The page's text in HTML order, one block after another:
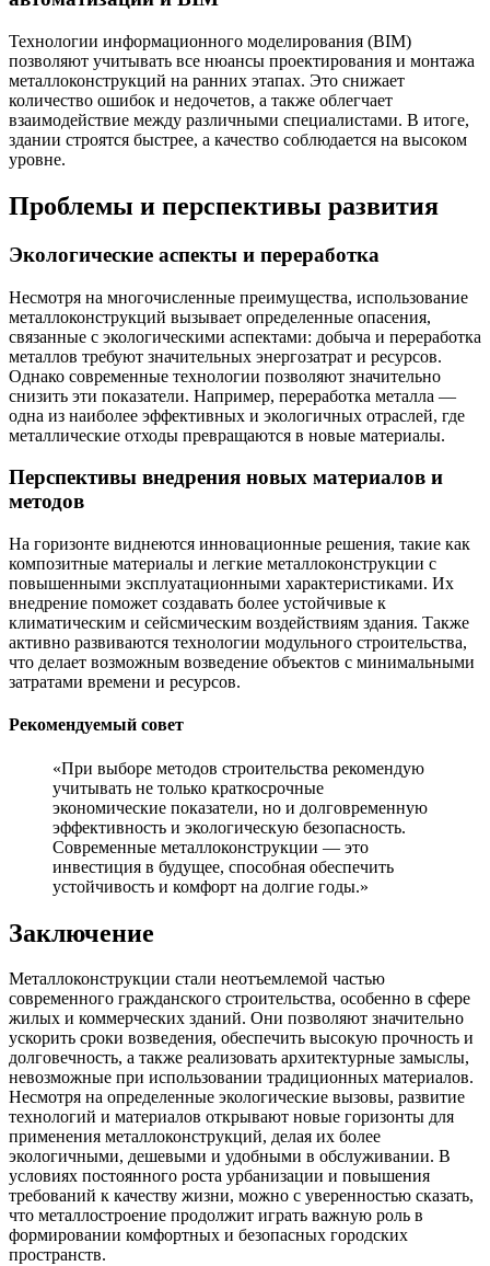
Технологии информационного моделирования (BIM)
позволяют учитывать все нюансы проектирования и монтажа
металлоконструкций на ранних этапах. Это снижает
количество ошибок и недочетов, а также облегчает
взаимодействие между различными специалистами. В итоге,
здании строятся быстрее, а качество соблюдается на высоком
уровне.
Проблемы и перспективы развития
Экологические аспекты и переработка
Несмотря на многочисленные преимущества, использование
металлоконструкций вызывает определенные опасения,
связанные с экологическими аспектами: добыча и переработка
металлов требуют значительных энергозатрат и ресурсов.
Однако современные технологии позволяют значительно
снизить эти показатели. Например, переработка металла —
одна из наиболее эффективных и экологичных отраслей, где
металлические отходы превращаются в новые материалы.
Перспективы внедрения новых материалов и
методов
На горизонте виднеются инновационные решения, такие как
композитные материалы и легкие металлоконструкции с
повышенными эксплуатационными характеристиками. Их
внедрение поможет создавать более устойчивые к
климатическим и сейсмическим воздействиям здания. Также
активно развиваются технологии модульного строительства,
что делает возможным возведение объектов с минимальными
затратами времени и ресурсов.
Рекомендуемый совет
«При выборе методов строительства рекомендую
учитывать не только краткосрочные
экономические показатели, но и долговременную
эффективность и экологическую безопасность.
Современные металлоконструкции — это
инвестиция в будущее, способная обеспечить
устойчивость и комфорт на долгие годы.»
Заключение
Металлоконструкции стали неотъемлемой частью
современного гражданского строительства, особенно в сфере
жилых и коммерческих зданий. Они позволяют значительно
ускорить сроки возведения, обеспечить высокую прочность и
долговечность, а также реализовать архитектурные замыслы,
невозможные при использовании традиционных материалов.
Несмотря на определенные экологические вызовы, развитие
технологий и материалов открывают новые горизонты для
применения металлоконструкций, делая их более
экологичными, дешевыми и удобными в обслуживании. В
условиях постоянного роста урбанизации и повышения
требований к качеству жизни, можно с уверенностью сказать,
что металлостроение продолжит играть важную роль в
формировании комфортных и безопасных городских
пространств.